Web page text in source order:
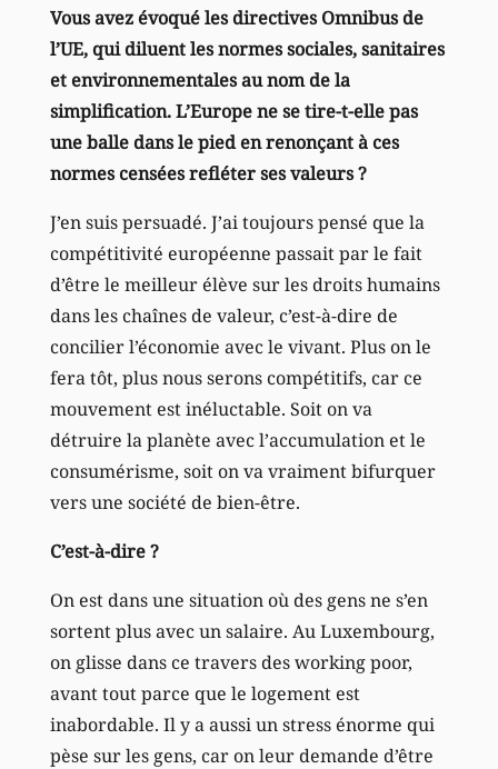
Vous avez évoqué les directives Omnibus de
l’UE, qui diluent les normes sociales, sanitaires
et environnementales au nom de la
simplification. L’Europe ne se tire-t-elle pas
une balle dans le pied en renonçant à ces
normes censées refléter ses valeurs ?
J’en suis persuadé. J’ai toujours pensé que la
compétitivité européenne passait par le fait
d’être le meilleur élève sur les droits humains
dans les chaînes de valeur, c’est-à-dire de
concilier l’économie avec le vivant. Plus on le
fera tôt, plus nous serons compétitifs, car ce
mouvement est inéluctable. Soit on va
détruire la planète avec l’accumulation et le
consumérisme, soit on va vraiment bifurquer
vers une société de bien-être.
C’est-à-dire ?
On est dans une situation où des gens ne s’en
sortent plus avec un salaire. Au Luxembourg,
on glisse dans ce travers des working poor,
avant tout parce que le logement est
inabordable. Il y a aussi un stress énorme qui
pèse sur les gens, car on leur demande d’être